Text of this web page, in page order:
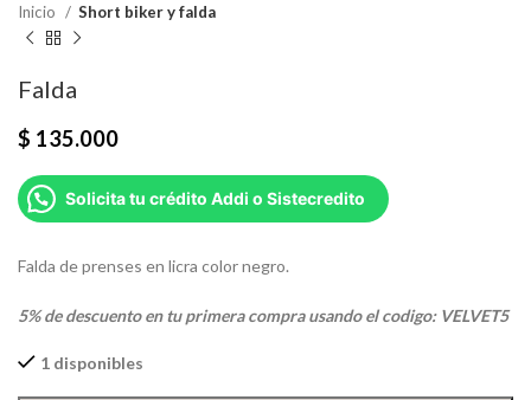
Inicio Short biker y falda
Falda
$ 135.000
Solicita tu crédito Addi o Sistecredito
Falda de prenses en licra color negro.
5% de descuento en tu primera compra usando el codigo: VELVET5
1 disponibles